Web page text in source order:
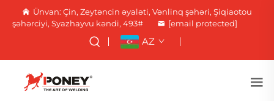
Ünvan: Çin, Zeytəncin əyaləti, Vənlinq şəhəri, Şiqiaotou
şəhərciyi, Syazhayvu kəndi, 493#
[email protected]
AZ